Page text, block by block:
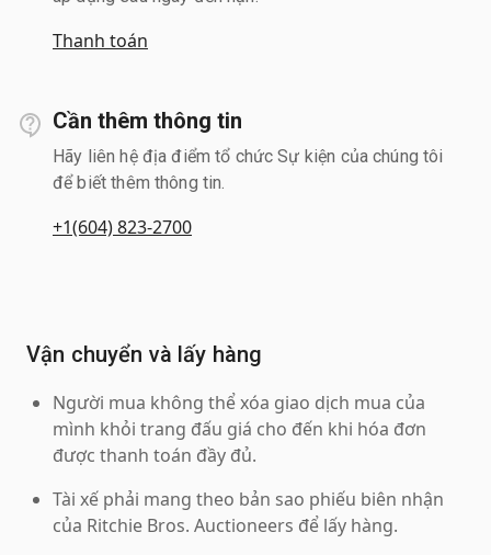
Thanh toán
Cần thêm thông tin
Hãy liên hệ địa điểm tổ chức Sự kiện của chúng tôi
để biết thêm thông tin.
+1(604) 823-2700
Vận chuyển và lấy hàng
Người mua không thể xóa giao dịch mua của
mình khỏi trang đấu giá cho đến khi hóa đơn
được thanh toán đầy đủ.
Tài xế phải mang theo bản sao phiếu biên nhận
của Ritchie Bros. Auctioneers để lấy hàng.